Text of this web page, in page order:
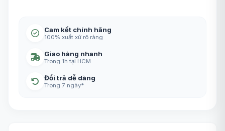
Cam kết chính hãng
100% xuất xứ rõ ràng
Giao hàng nhanh
Trong 1h tại HCM
Đổi trả dễ dàng
Trong 7 ngày*